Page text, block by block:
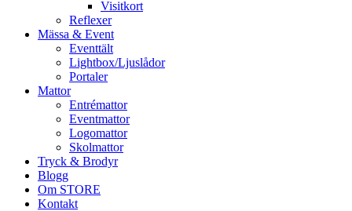
Visitkort
Reflexer
Mässa & Event
Eventtält
Lightbox/Ljuslådor
Portaler
Mattor
Entrémattor
Eventmattor
Logomattor
Skolmattor
Tryck & Brodyr
Blogg
Om STORE
Kontakt